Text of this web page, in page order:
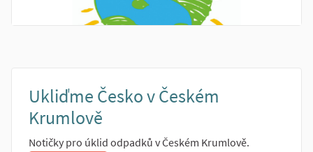
Ukliďme Česko v Českém
Krumlově
Notičky pro úklid odpadků v Českém Krumlově.